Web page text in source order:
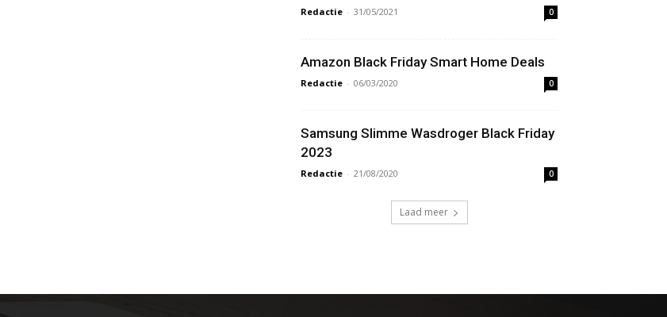
Redactie - 31/05/2021 0
Amazon Black Friday Smart Home Deals
Redactie - 06/03/2020 0
Samsung Slimme Wasdroger Black Friday
2023
Redactie - 21/08/2020 0
Laad meer